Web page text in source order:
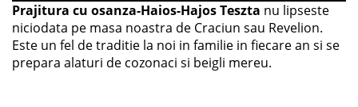
Prajitura cu osanza-Haios-Hajos Teszta nu lipseste
niciodata pe masa noastra de Craciun sau Revelion.
Este un fel de traditie la noi in familie in fiecare an si se
prepara alaturi de cozonaci si beigli mereu.